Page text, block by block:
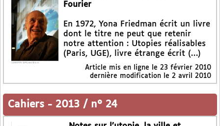
Fourier
En 1972, Yona Friedman écrit un livre
dont le titre ne peut que retenir
notre attention : Utopies réalisables
(Paris, UGE), livre étrange écrit (…)
Article mis en ligne le 23 février 2010
dernière modification le 2 avril 2010
Cahiers - 2013 / n° 24